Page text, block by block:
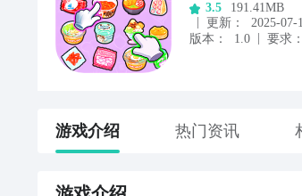
3.5
191.41MB
更新：
2025-07-
版本：
1.0 要求：
游戏介绍 热门资讯